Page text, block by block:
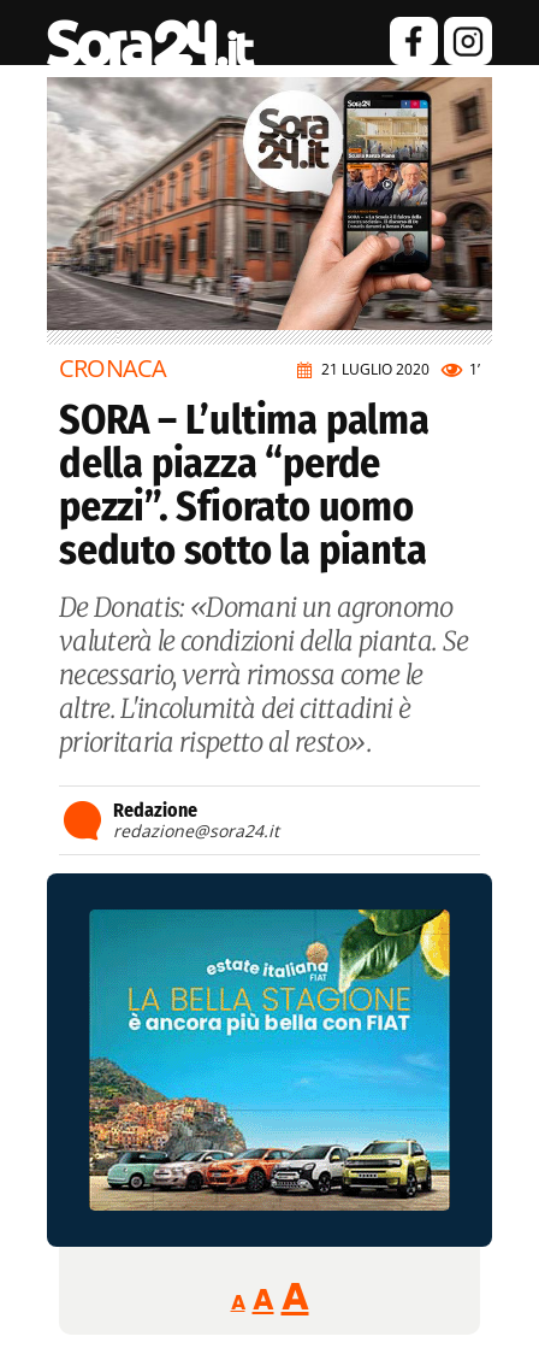
21 LUGLIO 2020 1’
CRONACA
SORA – L’ultima palma
della piazza “perde
pezzi”. Sfiorato uomo
seduto sotto la pianta
De Donatis: «Domani un agronomo
valuterà le condizioni della pianta. Se
necessario, verrà rimossa come le
altre. L'incolumità dei cittadini è
prioritaria rispetto al resto».
Redazione
redazione@sora24.it
A
Reducir
tamaño
A Restablecer
AAumentar